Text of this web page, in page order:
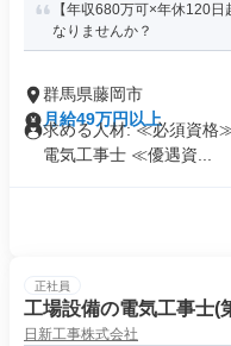
【年収680万可×年休120
なりませんか？
群馬県藤岡市
月給49万円以上
求める人材: ≪必須資格
電気工事士 ≪優遇資...
正社員
工場設備の電気工事士(
日新工事株式会社